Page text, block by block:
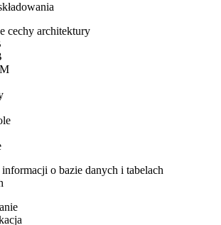
cechy architektury
o bazie danych i tabelach